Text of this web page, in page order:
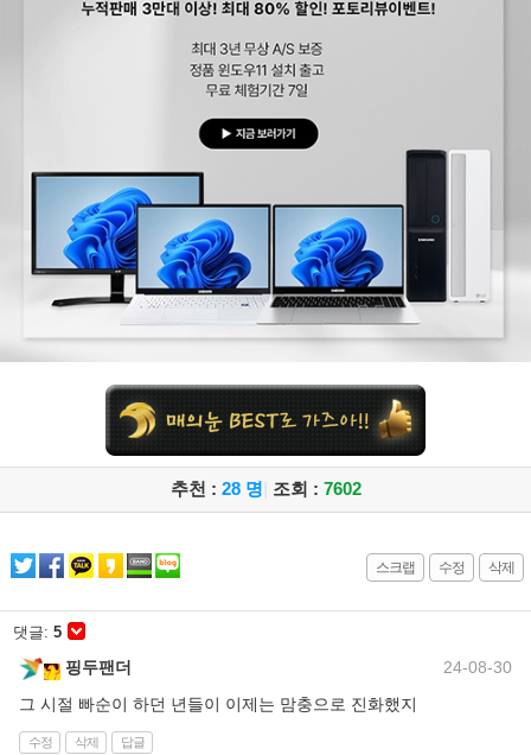
추천 : 28 명 조회 : 7602
스크랩 수정 삭제
댓글: 5
핑두팬더
24-08-30
그 시절 빠순이 하던 년들이 이제는 맘충으로 진화했지
수정 삭제 답글